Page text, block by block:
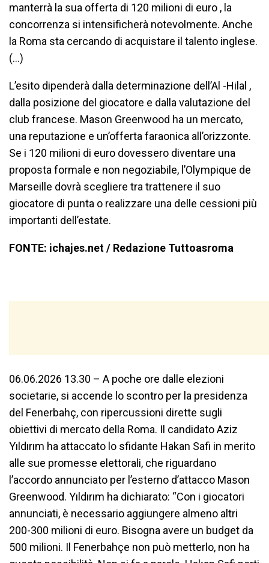
manterrà la sua offerta di 120 milioni di euro , la
concorrenza si intensificherà notevolmente. Anche
la Roma sta cercando di acquistare il talento inglese.
(…)
L’esito dipenderà dalla determinazione dell’Al -Hilal ,
dalla posizione del giocatore e dalla valutazione del
club francese. Mason Greenwood ha un mercato,
una reputazione e un’offerta faraonica all’orizzonte.
Se i 120 milioni di euro dovessero diventare una
proposta formale e non negoziabile, l’Olympique de
Marseille dovrà scegliere tra trattenere il suo
giocatore di punta o realizzare una delle cessioni più
importanti dell’estate.
FONTE: ichajes.net / Redazione Tuttoasroma
06.06.2026 13.30 – A poche ore dalle elezioni
societarie, si accende lo scontro per la presidenza
del Fenerbahç, con ripercussioni dirette sugli
obiettivi di mercato della Roma. Il candidato Aziz
Yıldırım ha attaccato lo sfidante Hakan Safi in merito
alle sue promesse elettorali, che riguardano
l’accordo annunciato per l’esterno d’attacco Mason
Greenwood. Yıldırım ha dichiarato: “Con i giocatori
annunciati, è necessario aggiungere almeno altri
200-300 milioni di euro. Bisogna avere un budget da
500 milioni. Il Fenerbahçe non può metterlo, non ha